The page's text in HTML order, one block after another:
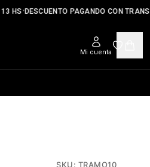
HS•DESCUENTO PAGANDO CON
Mi cuenta
SKU: TRAMO10